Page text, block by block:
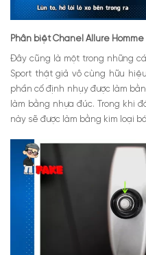
Phân biệt Chanel Allure
Đây cũng là một trong những
Sport thật giả vô cùng hữu
phần cố định nhụy được làm
làm bằng nhựa đúc.
Trong khi
này sẽ được làm bằng kim loại